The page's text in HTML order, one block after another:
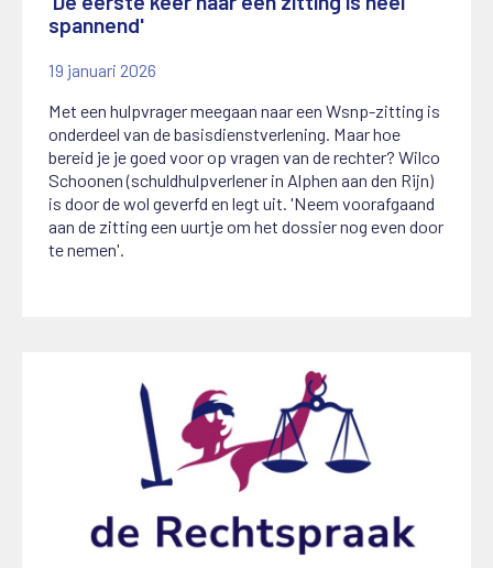
spannend'
19 januari 2026
Met een hulpvrager meegaan naar een Wsnp-zitting is
onderdeel van de basisdienstverlening. Maar hoe
bereid je je goed voor op vragen van de rechter? Wilco
Schoonen (schuldhulpverlener in Alphen aan den Rijn)
is door de wol geverfd en legt uit. 'Neem voorafgaand
aan de zitting een uurtje om het dossier nog even door
te nemen'.